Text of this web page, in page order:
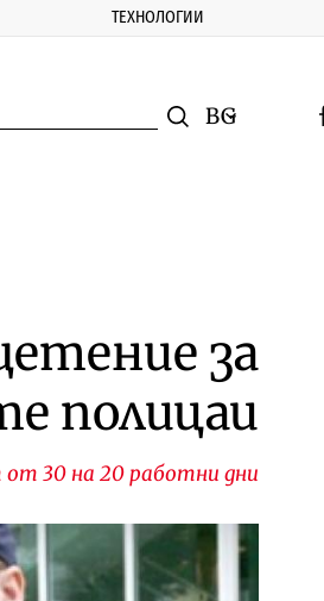
ТЕХНОЛОГИИ
Смяна на
за
полицаи
30 на 20 работни дни